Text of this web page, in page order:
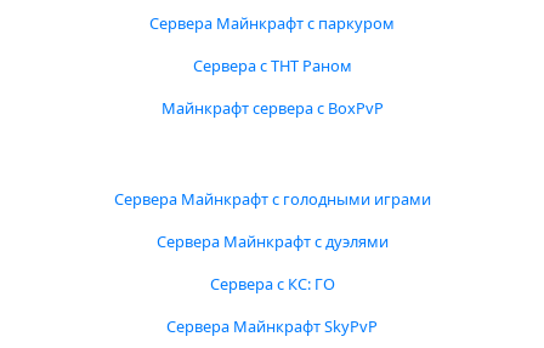
Сервера Майнкрафт с паркуром
Сервера с ТНТ Раном
Майнкрафт сервера с BoxPvP
Сервера Майнкрафт с голодными играми
Сервера Майнкрафт с дуэлями
Сервера с КС: ГО
Сервера Майнкрафт SkyPvP